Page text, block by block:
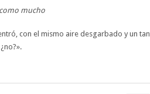
mucho
con el mismo aire desgarbado y un